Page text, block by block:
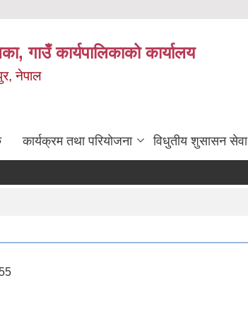
गाउँ कार्यपालिकाको कार्यालय
नेपाल
कार्यक्रम तथा परियोजना विधुतीय शुसासन सेवा